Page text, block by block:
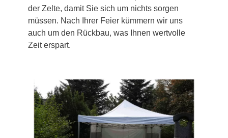
der Zelte, damit Sie sich um nichts sorgen
müssen. Nach Ihrer Feier kümmern wir uns
auch um den Rückbau, was Ihnen wertvolle
Zeit erspart.